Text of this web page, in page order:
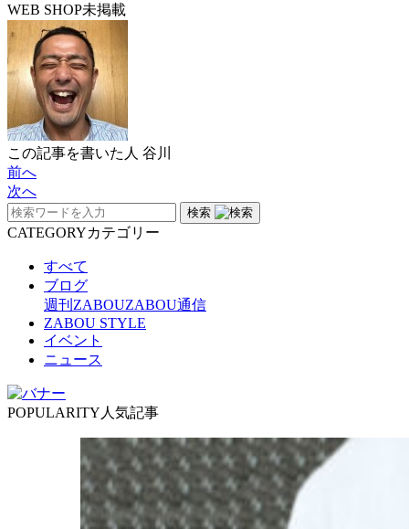
WEB SHOP未掲載
この記事を書いた人 谷川
前へ
次へ
検索
CATEGORYカテゴリー
すべて
ブログ
週刊ZABOUZABOU通信
ZABOU STYLE
イベント
ニュース
POPULARITY 人気記事